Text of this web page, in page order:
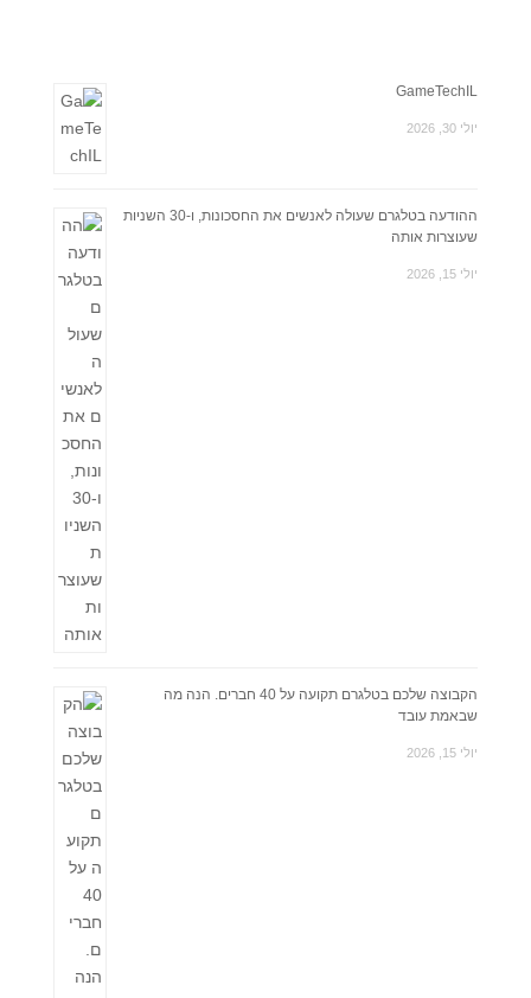
GameTechIL
יולי 30, 2026
ההודעה בטלגרם שעולה לאנשים את החסכונות, ו-30 השניות
שעוצרות אותה
יולי 15, 2026
הקבוצה שלכם בטלגרם תקועה על 40 חברים. הנה מה
שבאמת עובד
יולי 15, 2026